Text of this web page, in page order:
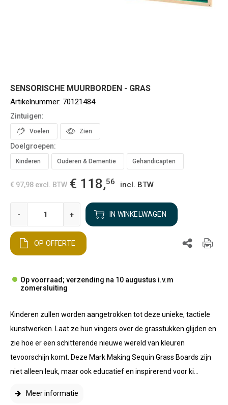
SENSORISCHE MUURBORDEN - GRAS
Artikelnummer: 70121484
Zintuigen:
Voelen Zien
Doelgroepen:
Kinderen Ouderen & Dementie Gehandicapten
€ 97,98 excl. BTW € 118,56 incl. BTW
- + IN WINKELWAGEN
OP OFFERTE
Op voorraad; verzending na 10 augustus i.v.m
zomersluiting
Kinderen zullen worden aangetrokken tot deze unieke, tactiele
kunstwerken. Laat ze hun vingers over de grasstukken glijden en
zie hoe er een schitterende nieuwe wereld van kleuren
tevoorschijn komt. Deze Mark Making Sequin Grass Boards zijn
niet alleen leuk, maar ook educatief en inspirerend voor ki...
Meer informatie